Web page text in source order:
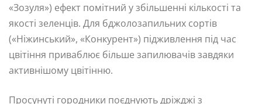
«Зозуля») ефект помітний у збільшенні кількості та
якості зеленців. Для бджолозапильних сортів
(«Ніжинський», «Конкурент») підживлення під час
цвітіння приваблює більше запилювачів завдяки
активнішому цвітінню.
Просунуті городники поєднують дріжджі з